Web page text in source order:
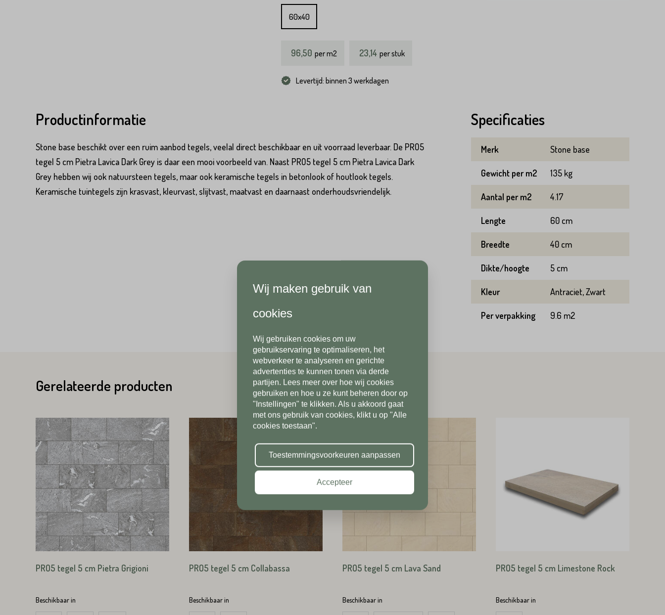
60x40
96,50 perm2 23,14 per stuk
Levertijd: binnen 3 werkdagen
Productinformatie
Stone base beschikt over een ruim aanbod tegels, veelal direct beschikbaar en uit voorraad leverbaar. De PRO5
tegel 5 cm Pietra Lavica Dark Grey is daar een mooi voorbeeld van. Naast PRO5 tegel 5 cm Pietra Lavica Dark
Grey hebben wij ook natuursteen tegels, maar ook keramische tegels in betonlook of houtlook tegels.
Keramische tuintegels zijn krasvast, kleurvast, slijtvast, maatvast en daarnaast onderhoudsvriendelijk.
Specificaties
Merk Stone base
Gewicht per m2 135 kg
Aantal per m2 4.17
Lengte 60 cm
Breedte 40 cm
Dikte/hoogte 5 cm
Kleur Antraciet, Zwart
Per verpakking 9.6 m2
Gerelateerde producten
PRO5 tegel 5 cm Pietra Grigioni
Beschikbaar in
PRO5 tegel 5 cm Collabassa
Beschikbaar in
PRO5 tegel 5 cm Lava Sand
Beschikbaar in
PRO5 tegel 5 cm Limestone Rock
Beschikbaar in
Product*
Achternaam*
Telefoonnummer*
Postcode*
Huisnummer*
Straat*
VERSTUREN
Telefoonnummer*
Postcode*
Toevoeging
Plaats*
VERSTUREN
Wij maken gebruik van
cookies
Wij gebruiken cookies om uw
gebruikservaring te optimaliseren, het
webverkeer te analyseren en gerichte
advertenties te kunnen tonen via derde
partijen. Lees meer over hoe wij cookies
gebruiken en hoe u ze kunt beheren door op
"Instellingen" te klikken. Als u akkoord gaat
met ons gebruik van cookies, klikt u op "Alle
cookies toestaan".
Toestemmingsvoorkeuren aanpassen
Accepteer